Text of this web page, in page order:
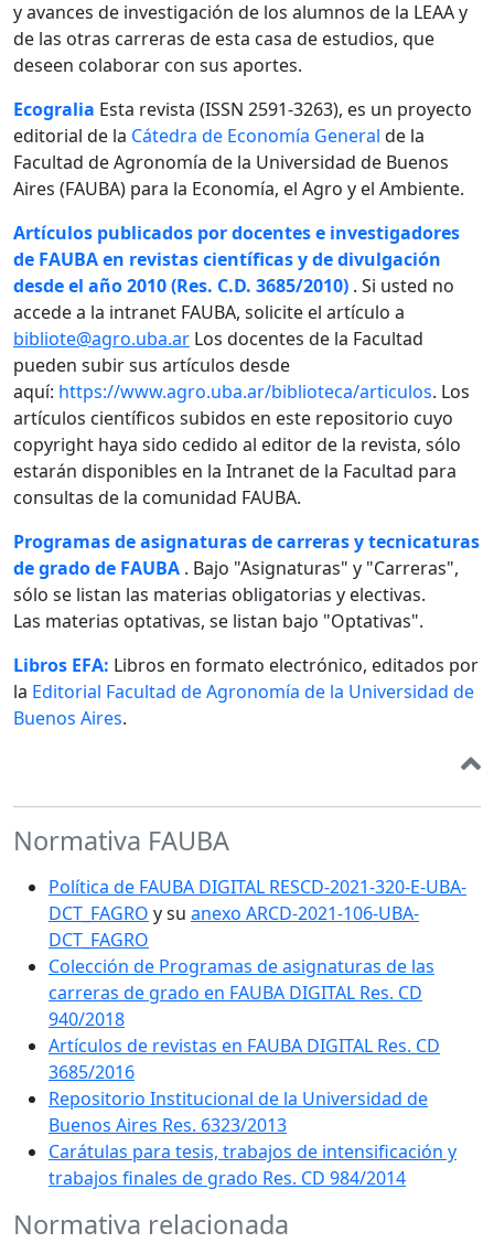
y avances de investigación de los alumnos de la LEAA y
de las otras carreras de esta casa de estudios, que
deseen colaborar con sus aportes.
Ecogralia Esta revista (ISSN 2591-3263), es un proyecto
editorial de la Cátedra de Economía General de la
Facultad de Agronomía de la Universidad de Buenos
Aires (FAUBA) para la Economía, el Agro y el Ambiente.
Artículos publicados por docentes e investigadores
de FAUBA en revistas científicas y de divulgación
desde el año 2010 (Res. C.D. 3685/2010) . Si usted no
accede a la intranet FAUBA, solicite el artículo a
bibliote@agro.uba.ar Los docentes de la Facultad
pueden subir sus artículos desde
aquí: https://www.agro.uba.ar/biblioteca/articulos. Los
artículos científicos subidos en este repositorio cuyo
copyright haya sido cedido al editor de la revista, sólo
estarán disponibles en la Intranet de la Facultad para
consultas de la comunidad FAUBA.
Programas de asignaturas de carreras y tecnicaturas
de grado de FAUBA . Bajo "Asignaturas" y "Carreras",
sólo se listan las materias obligatorias y electivas.
Las materias optativas, se listan bajo "Optativas".
Libros EFA: Libros en formato electrónico, editados por
la Editorial Facultad de Agronomía de la Universidad de
Buenos Aires.
Normativa FAUBA
Política de FAUBA DIGITAL RESCD-2021-320-E-UBA-
DCT_FAGRO y su anexo ARCD-2021-106-UBA-
DCT_FAGRO
Colección de Programas de asignaturas de las
carreras de grado en FAUBA DIGITAL Res. CD
940/2018
Artículos de revistas en FAUBA DIGITAL Res. CD
3685/2016
Repositorio Institucional de la Universidad de
Buenos Aires Res. 6323/2013
Carátulas para tesis, trabajos de intensificación y
trabajos finales de grado Res. CD 984/2014
Normativa relacionada